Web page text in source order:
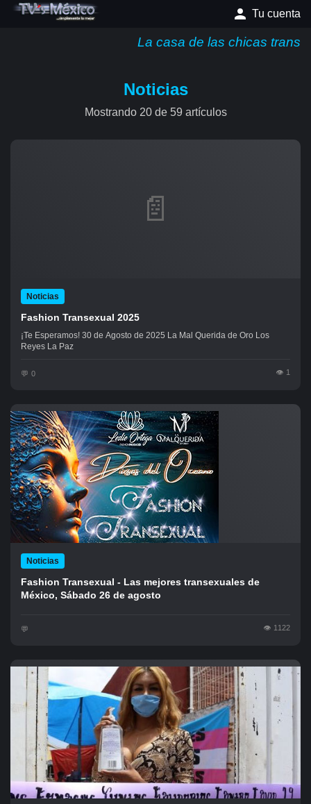
Tu cuenta
La casa de las chicas trans
Noticias
Mostrando 20 de 59 artículos
📄
Noticias
Fashion Transexual 2025
¡Te Esperamos! 30 de Agosto de 2025 La Mal Querida de Oro Los
Reyes La Paz
0 1
Noticias
Fashion Transexual - Las mejores transexuales de
México, Sábado 26 de agosto
1122